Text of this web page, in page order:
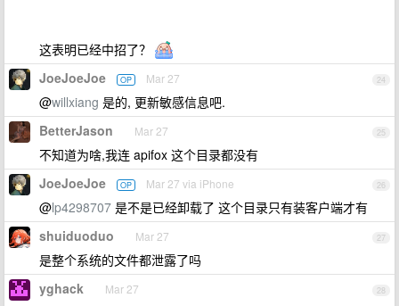
这表明已经中招了？
24
JoeJoeJoe OP Mar 27
@willxiang 是的, 更新敏感信息吧.
25
BetterJason Mar 27
不知道为啥,我连 apifox 这个目录都没有
26
JoeJoeJoe OP Mar 27 via iPhone
@lp4298707 是不是已经卸载了 这个目录只有装客户端才有
27
shuiduoduo Mar 27
是整个系统的文件都泄露了吗
28
yghack Mar 27